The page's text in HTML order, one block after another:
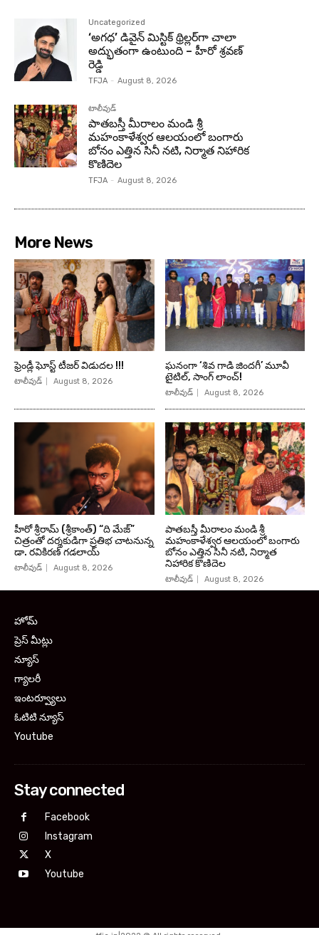
Uncategorized
‘అగధ’ డివైన్ మిస్టిక్ థ్రిల్లర్‌గా చాలా
అద్భుతంగా ఉంటుంది – హీరో శ్రవణ్
రెడ్డి
TFJA - August 8, 2026
టాలీవుడ్
పాతబస్తీ మీరాలం మండి శ్రీ
మహంకాళేశ్వర ఆలయంలో బంగారు
బోనం ఎత్తిన సినీ నటి, నిర్మాత నిహారిక
కొణిదెల
TFJA - August 8, 2026
More News
ఫ్రెండ్లీ ఘోస్ట్ టీజర్ విడుదల !!!
టాలీవుడ్ August 8, 2026
ఘనంగా ‘శివ గాడి జింద‌గీ’ మూవీ
టైటిల్, సాంగ్ లాంచ్!
టాలీవుడ్ August 8, 2026
హీరో శ్రీరామ్ (శ్రీకాంత్) “ది మేజ్”
చిత్రంతో దర్శకుడిగా ప్రతిభ చాటనున్న
డా. రవికిరణ్ గడలాయ్
టాలీవుడ్ August 8, 2026
పాతబస్తీ మీరాలం మండి శ్రీ
మహంకాళేశ్వర ఆలయంలో బంగారు
బోనం ఎత్తిన సినీ నటి, నిర్మాత
నిహారిక కొణిదెల
టాలీవుడ్ August 8, 2026
హోమ్
ప్రెస్ మీట్లు
న్యూస్
గ్యాలరీ
ఇంటర్వ్యూలు
ఓటిటి న్యూస్
Youtube
Stay connected
Facebook
Instagram
X
Youtube